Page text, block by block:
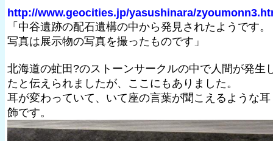
http://www.geocities.jp/yasushinara/
「中谷遺跡の配石遺構の中から発見されたようです。
写真は展示物の写真を撮ったものです」
北海道の虻田?のストーンサークルの中で人間が発生
たと伝えられましたが、ここにもありました。
耳が変わっていて、いて座の言葉が聞こえるような耳
飾です。